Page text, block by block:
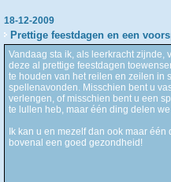
18-12-2009
Prettige feestdagen en een
Vandaag sta ik, als leerkracht
deze al prettige feestdagen
te houden van het reilen en zeilen in
spellenavonden. Misschien bent u
verlengen, of misschien bent u een
te lullen heb, maar één ding delen
Ik kan u en mezelf dan ook maar
bovenal een goed gezondheid!